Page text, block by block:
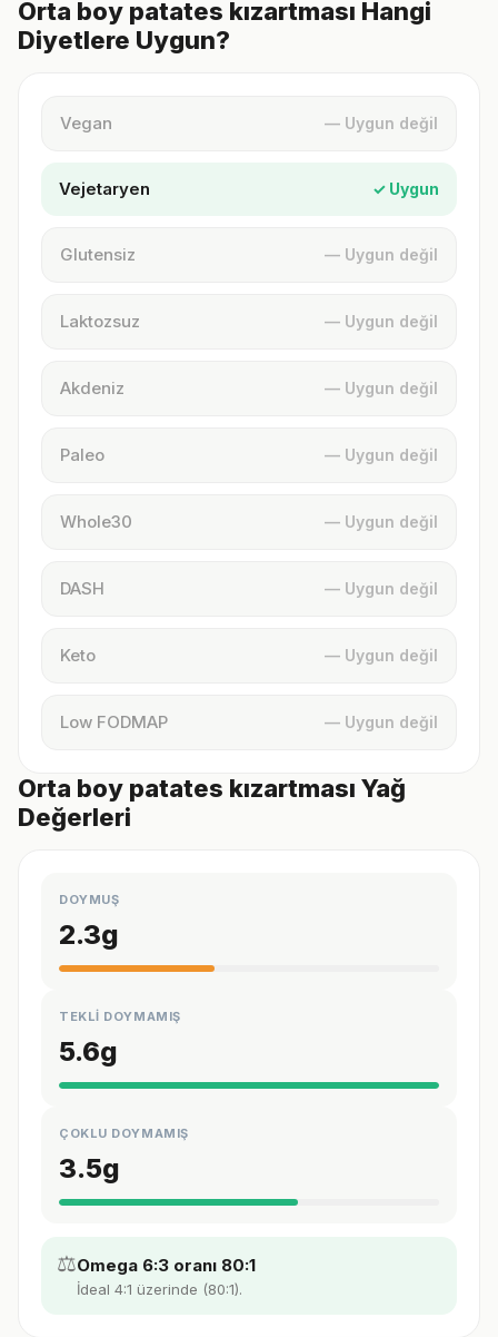
Orta boy patates kızartması Hangi
Diyetlere Uygun?
Vegan — Uygun değil
Vejetaryen ✓ Uygun
Glutensiz — Uygun değil
Laktozsuz — Uygun değil
Akdeniz — Uygun değil
Paleo — Uygun değil
Whole30 — Uygun değil
DASH — Uygun değil
Keto — Uygun değil
Low FODMAP — Uygun değil
Orta boy patates kızartması Yağ
Değerleri
DOYMUŞ
2.3g
TEKLİ DOYMAMIŞ
5.6g
ÇOKLU DOYMAMIŞ
3.5g
⚖️Omega 6:3 oranı 80:1
İdeal 4:1 üzerinde (80:1).